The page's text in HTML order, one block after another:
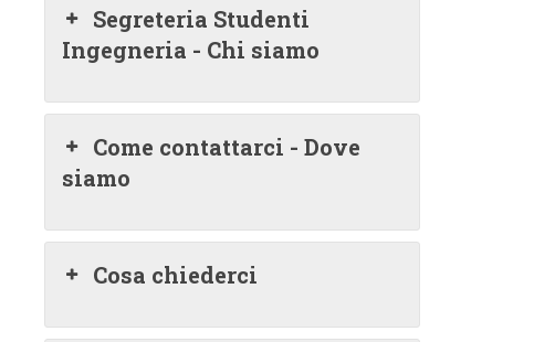
Segreteria Studenti
Ingegneria - Chi siamo
Come contattarci - Dove
siamo
Cosa chiederci